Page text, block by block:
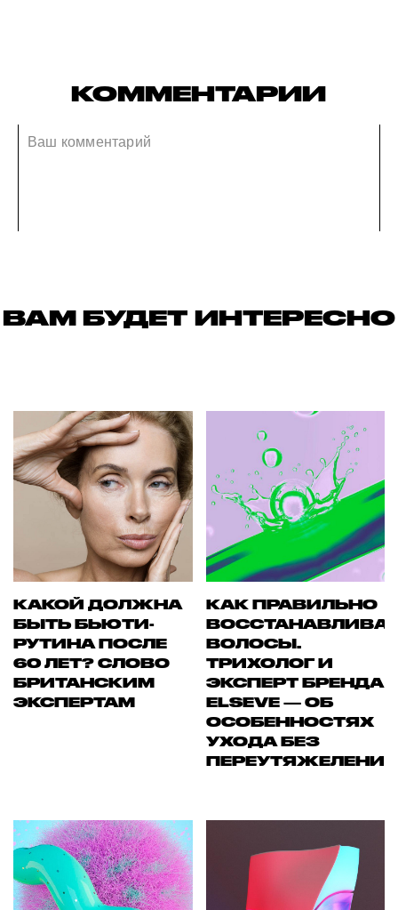
КОММЕНТАРИИ
ВАМ БУДЕТ ИНТЕРЕСНО
КАКОЙ ДОЛЖНА
БЫТЬ БЬЮТИ-
РУТИНА ПОСЛЕ
60 ЛЕТ? СЛОВО
БРИТАНСКИМ
ЭКСПЕРТАМ
КАК ПРАВИЛЬНО
ВОЛОСЫ.
ТРИХОЛОГ И
ЭКСПЕРТ БРЕНДА
ELSEVE — ОБ
ОСОБЕННОСТЯХ
УХОДА БЕЗ
ПЕРЕУТЯЖЕЛЕНИЯ